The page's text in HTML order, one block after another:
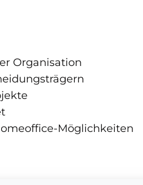
Organisation
Möglichkeiten